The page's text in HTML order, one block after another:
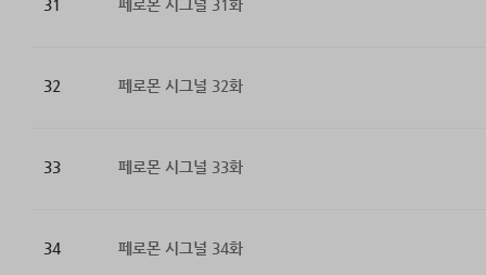
31 페로몬 시그널 31화
32 페로몬 시그널 32화
33 페로몬 시그널 33화
34 페로몬 시그널 34화